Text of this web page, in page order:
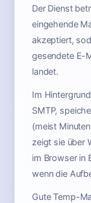
Der Dienst
eingehende
akzeptiert,
gesendete E-
landet.
Im
SMTP,
(meist
zeigt sie über
im Browser in
wenn die
Gute Temp-